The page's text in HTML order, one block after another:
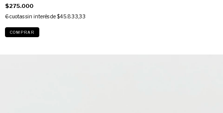
$275.000
6cuotas sin interés de$45.833,33
COMPRAR